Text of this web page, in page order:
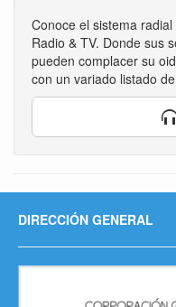
Conoce el sistema
Radio & TV. Donde sus
pueden complacer su
con un variado listado
DIRECCIÓN GENERAL